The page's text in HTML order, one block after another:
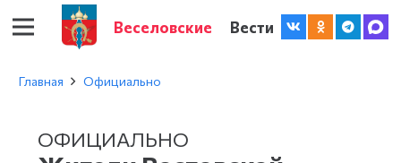
Веселовские Вести
Главная Официально
ОФИЦИАЛЬНО